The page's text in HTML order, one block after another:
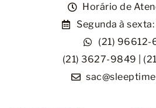
Horário de
Segunda à
(21) 96612-
(21) 3627-9849 |